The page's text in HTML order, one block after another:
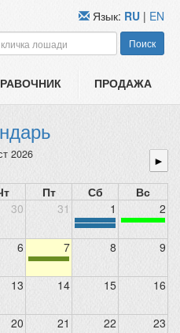
ПРОДАЖА
Язык: RU | EN
Поиск
2026
►
Пт Сб
Вс
30 31 1 2
6 7 8 9
13 14 15 16
20 21 22 23